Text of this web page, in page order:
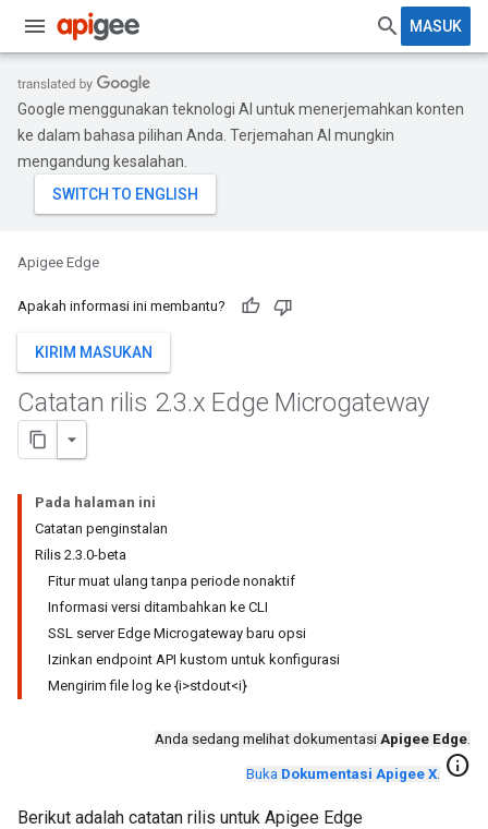
MASUK
Google menggunakan teknologi AI untuk menerjemahkan konten
ke dalam bahasa pilihan Anda. Terjemahan AI mungkin
mengandung kesalahan.
Apigee Edge
Apakah informasi ini membantu?
KIRIM MASUKAN
Catatan rilis 2.3.x Edge Microgateway
Pada halaman ini
Catatan penginstalan
Rilis 2.3.0-beta
Fitur muat ulang tanpa periode nonaktif
Informasi versi ditambahkan ke CLI
SSL server Edge Microgateway baru opsi
Izinkan endpoint API kustom untuk konfigurasi
Mengirim file log ke {i>stdout<i}
Anda sedang melihat dokumentasi Apigee Edge.
Buka Dokumentasi Apigee X. info
Berikut adalah catatan rilis untuk Apigee Edge